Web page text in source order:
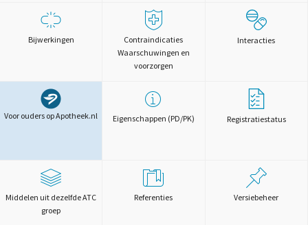
Bijwerkingen
Contraindicaties
Waarschuwingen en
voorzorgen
Interacties
Voor ouders op Apotheek.nl Eigenschappen (PD/PK) Registratiestatus
Middelen uit dezelfde ATC
groep
Referenties Versiebeheer